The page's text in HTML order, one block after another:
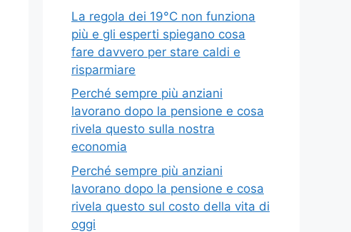
La regola dei 19°C non funziona
più e gli esperti spiegano cosa
fare davvero per stare caldi e
risparmiare
Perché sempre più anziani
lavorano dopo la pensione e cosa
rivela questo sulla nostra
economia
Perché sempre più anziani
lavorano dopo la pensione e cosa
rivela questo sul costo della vita di
oggi